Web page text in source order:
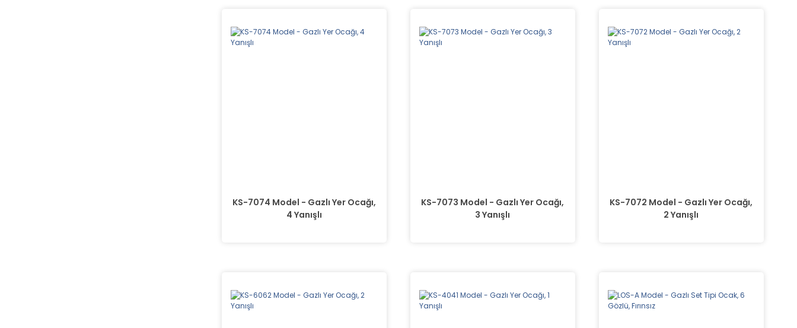
KS-7074 Model - Gazlı Yer Ocağı,
4 Yanışlı
KS-7073 Model - Gazlı Yer Ocağı,
3 Yanışlı
KS-7072 Model - Gazlı Yer Ocağı,
2 Yanışlı